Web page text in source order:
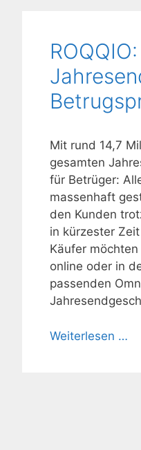
Mit rund 14,7
gesamten
für Betrüger:
massenhaft
den Kunden
in kürzester
Käufer
online oder in
passenden
Weiterlesen …